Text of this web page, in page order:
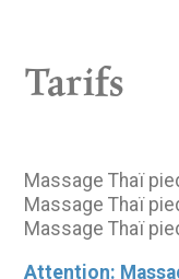
Tarifs
Massage Thaï
Massage Thaï
Massage Thaï
Attention: